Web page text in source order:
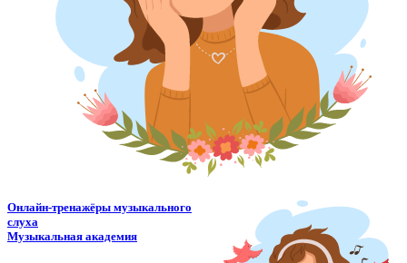
Онлайн-тренажёры музыкального
слуха
Музыкальная академия